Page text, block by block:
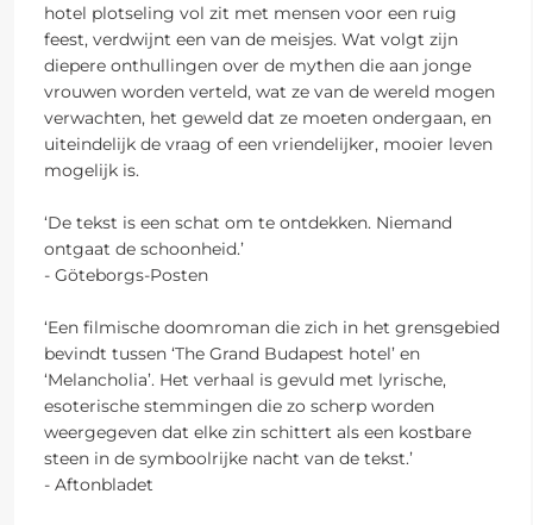
hotel plotseling vol zit met mensen voor een ruig
feest, verdwijnt een van de meisjes. Wat volgt zijn
diepere onthullingen over de mythen die aan jonge
vrouwen worden verteld, wat ze van de wereld mogen
verwachten, het geweld dat ze moeten ondergaan, en
uiteindelijk de vraag of een vriendelijker, mooier leven
mogelijk is.
‘De tekst is een schat om te ontdekken. Niemand
ontgaat de schoonheid.’
- Göteborgs-Posten
‘Een filmische doomroman die zich in het grensgebied
bevindt tussen ‘The Grand Budapest hotel’ en
‘Melancholia’. Het verhaal is gevuld met lyrische,
esoterische stemmingen die zo scherp worden
weergegeven dat elke zin schittert als een kostbare
steen in de symboolrijke nacht van de tekst.’
- Aftonbladet